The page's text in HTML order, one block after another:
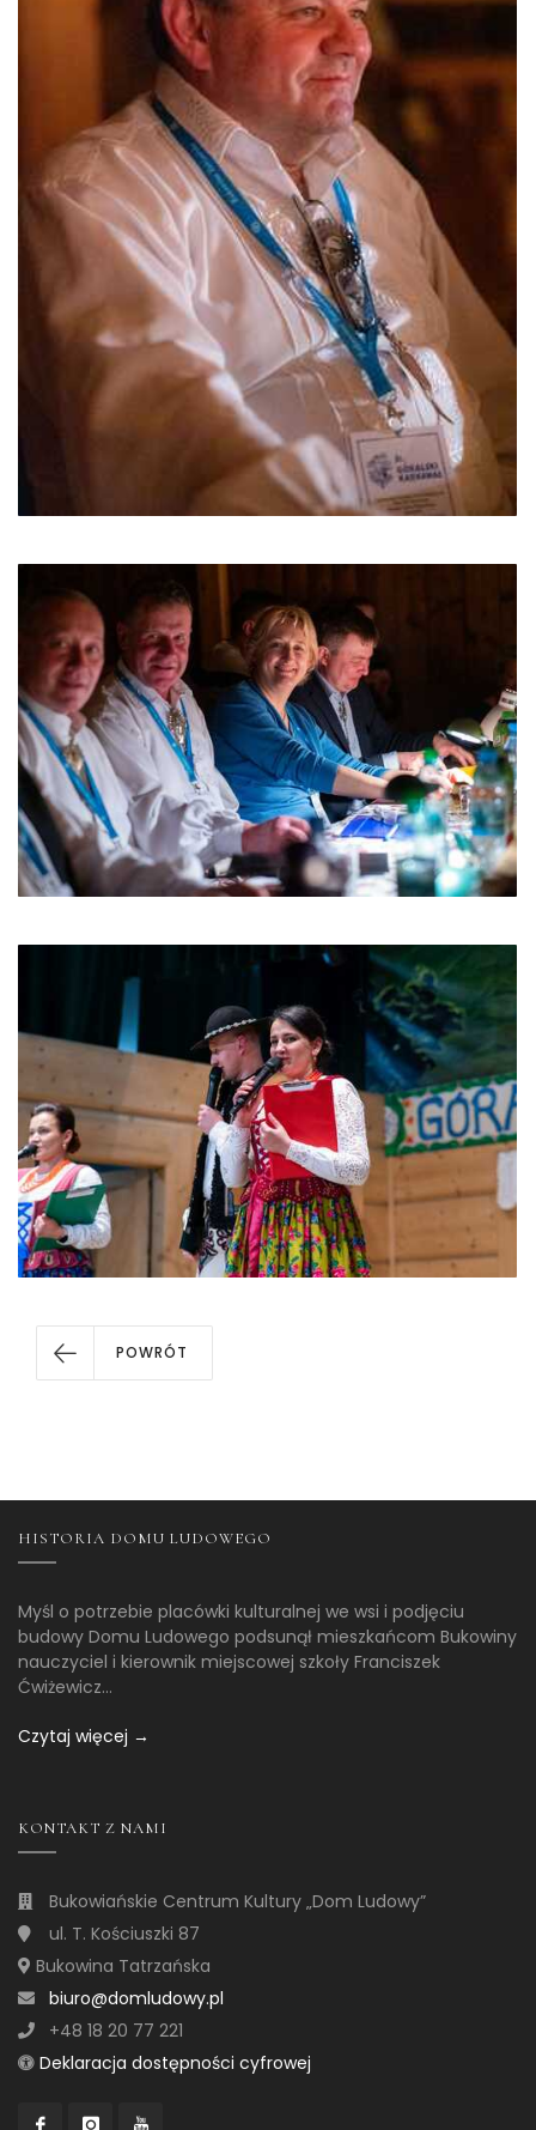
POWRÓT
HISTORIA DOMU LUDOWEGO
Myśl o potrzebie placówki kulturalnej we wsi i podjęciu
budowy Domu Ludowego podsunął mieszkańcom Bukowiny
nauczyciel i kierownik miejscowej szkoły Franciszek
Ćwiżewicz...
Czytaj więcej →
KONTAKT Z NAMI
Bukowiańskie Centrum Kultury „Dom Ludowy”
ul. T. Kościuszki 87
Bukowina Tatrzańska
biuro@domludowy.pl
+48 18 20 77 221
Deklaracja dostępności cyfrowej